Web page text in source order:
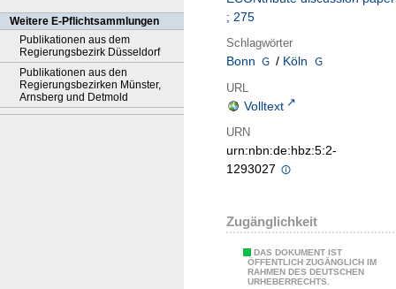
Weitere E-Pflichtsammlungen
Publikationen aus dem
Regierungsbezirk Düsseldorf
Publikationen aus den
Regierungsbezirken Münster,
Arnsberg und Detmold
; 275
Schlagwörter
Bonn / Köln
URL
Volltext
URN
urn:nbn:de:hbz:5:2-
1293027
Zugänglichkeit
DAS DOKUMENT IST
ÖFFENTLICH ZUGÄNGLICH IM
RAHMEN DES DEUTSCHEN
URHEBERRECHTS.